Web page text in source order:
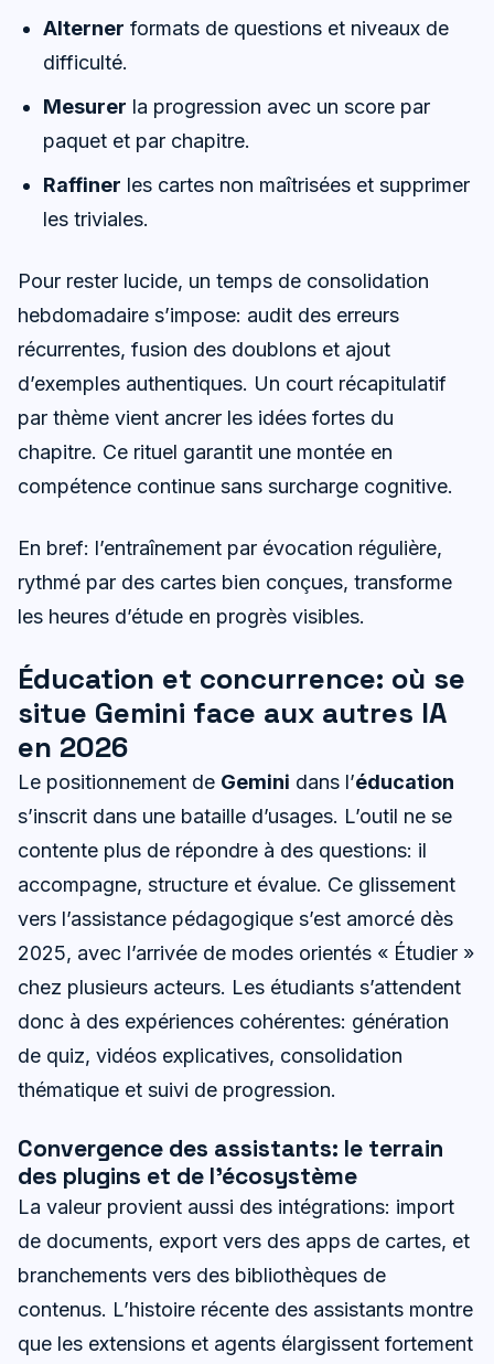
Alterner formats de questions et niveaux de
difficulté.
Mesurer la progression avec un score par
paquet et par chapitre.
Raffiner les cartes non maîtrisées et supprimer
les triviales.
Pour rester lucide, un temps de consolidation
hebdomadaire s’impose: audit des erreurs
récurrentes, fusion des doublons et ajout
d’exemples authentiques. Un court récapitulatif
par thème vient ancrer les idées fortes du
chapitre. Ce rituel garantit une montée en
compétence continue sans surcharge cognitive.
En bref: l’entraînement par évocation régulière,
rythmé par des cartes bien conçues, transforme
les heures d’étude en progrès visibles.
Éducation et concurrence: où se
situe Gemini face aux autres IA
en 2026
Le positionnement de Gemini dans l’éducation
s’inscrit dans une bataille d’usages. L’outil ne se
contente plus de répondre à des questions: il
accompagne, structure et évalue. Ce glissement
vers l’assistance pédagogique s’est amorcé dès
2025, avec l’arrivée de modes orientés « Étudier »
chez plusieurs acteurs. Les étudiants s’attendent
donc à des expériences cohérentes: génération
de quiz, vidéos explicatives, consolidation
thématique et suivi de progression.
Convergence des assistants: le terrain
des plugins et de l’écosystème
La valeur provient aussi des intégrations: import
de documents, export vers des apps de cartes, et
branchements vers des bibliothèques de
contenus. L’histoire récente des assistants montre
que les extensions et agents élargissent fortement